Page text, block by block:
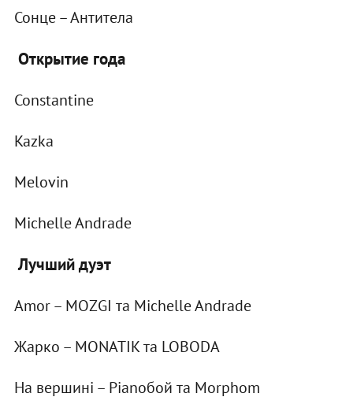
Сонце – Антитела
Открытие года
Constantine
Kazka
Melovin
Michelle Andrade
Лучший дуэт
Amor – МOZGI та Michelle Andrade
Жарко – МОNATIK та LOBODA
На вершині – Pianoбой та Morphom